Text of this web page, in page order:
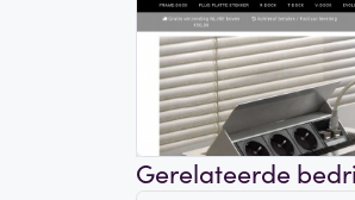
Gerelateerde